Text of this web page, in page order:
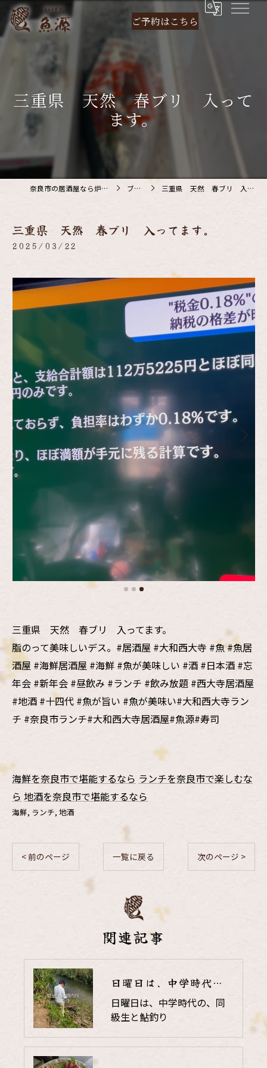
ご予約はこちら
三重県 天然 春ブリ 入って
ます。
奈良市の居酒屋なら炉ばた 魚源 ブログ 三重県 天然 春ブリ 入ってます。
三重県 天然 春ブリ 入ってます。
2025/03/22
三重県 天然 春ブリ 入ってます。
脂のって美味しいデス。#居酒屋 #大和西大寺 #魚 #魚居
酒屋 #海鮮居酒屋 #海鮮 #魚が美味しい #酒 #日本酒 #忘
年会 #新年会 #昼飲み #ランチ #飲み放題 #西大寺居酒屋
#地酒 #十四代 #魚が旨い #魚が美味い#大和西大寺ラン
チ #奈良市ランチ#大和西大寺居酒屋#魚源#寿司
海鮮を奈良市で堪能するなら ランチを奈良市で楽しむな
ら 地酒を奈良市で堪能するなら
海鮮 ランチ 地酒
< 前のページ 一覧に戻る 次のページ >
関連記事
日曜日は、中学時代の、同級生と鮎釣り
日曜日は、中学時代の、同
級生と鮎釣り